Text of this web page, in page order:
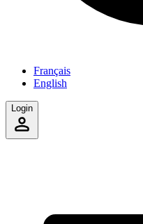
Français
English
Login